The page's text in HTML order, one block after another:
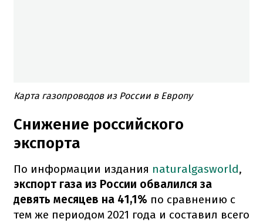
Карта газопроводов из России в Европу
Снижение российского
экспорта
По информации издания naturalgasworld,
экспорт газа из России обвалился за
девять месяцев на 41,1% по сравнению с
тем же периодом 2021 года и составил всего